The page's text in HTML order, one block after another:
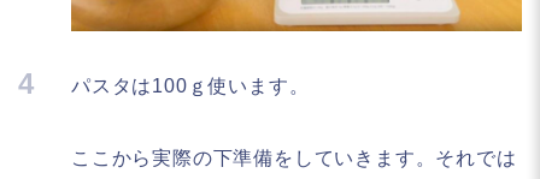
4 パスタは100ｇ使います。
ここから実際の下準備をしていきます。それでは